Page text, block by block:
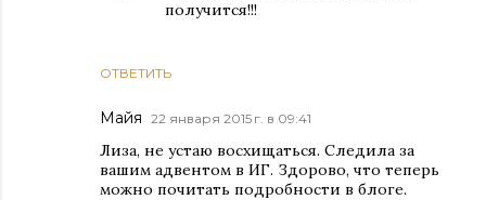
ОТВЕТИТЬ
получится!!!
Майя 22 января 2015 г. в 09:41
Лиза, не устаю восхищаться. Следила за
вашим адвентом в ИГ. Здорово, что теперь
можно почитать подробности в блоге.